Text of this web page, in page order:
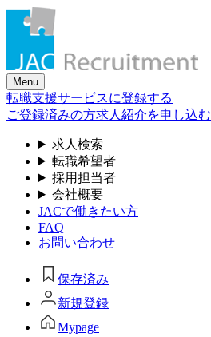
Skip
content
Menu
転職支援サービスに登録する
ご登録済みの方求人紹介を申し込む
求人検索
転職希望者
採用担当者
会社概要
JACで働きたい方
FAQ
お問い合わせ
保存済み
新規登録
Mypage